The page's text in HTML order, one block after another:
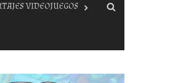
VIDEOJUEGOS